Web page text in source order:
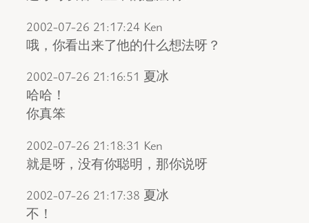
2002-07-26 21:17:24 Ken
哦，你看出来了他的什么想法呀？
2002-07-26 21:16:51 夏冰
哈哈！
你真笨
2002-07-26 21:18:31 Ken
就是呀，没有你聪明，那你说呀
2002-07-26 21:17:38 夏冰
不！